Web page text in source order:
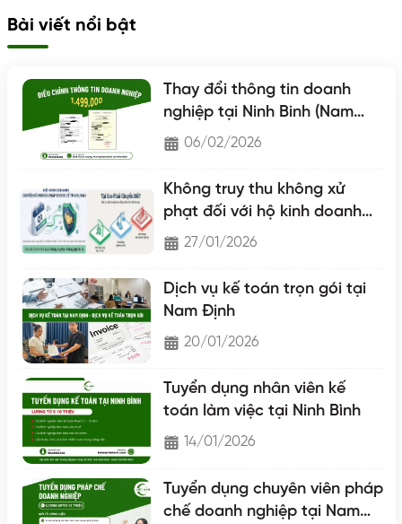
Bài viết nổi bật
Thay đổi thông tin doanh
nghiệp tại Ninh Binh (Nam
Định - Hà Nam - Ninh Binh)
06/02/2026
Không truy thu không xử
phạt đối với hộ kinh doanh
chuyển lên hộ khoán
27/01/2026
Dịch vụ kế toán trọn gói tại
Nam Định
20/01/2026
Tuyển dụng nhân viên kế
toán làm việc tại Ninh Bình
14/01/2026
Tuyển dụng chuyên viên pháp
chế doanh nghiệp tại Nam